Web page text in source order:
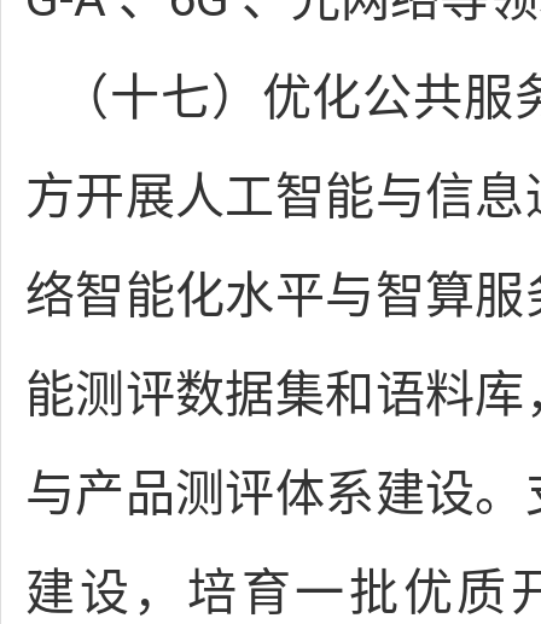
（十七）优化公共
方开展人工智能与信
络智能化水平与智算
能测评数据集和语料
与产品测评体系建设
建设，培育一批优质